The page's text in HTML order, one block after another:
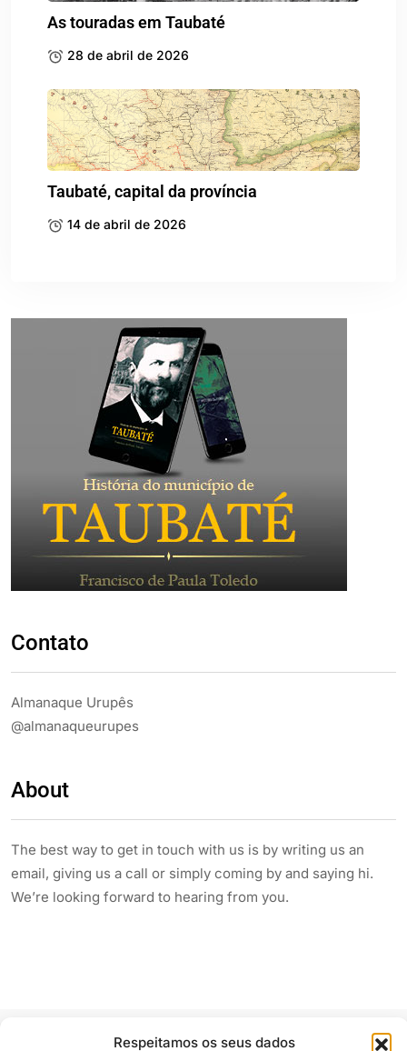
Respeitamos os seus dados
As touradas em Taubaté
28 de abril de 2026
Taubaté, capital da província
14 de abril de 2026
Contato
Almanaque Urupês
@almanaqueurupes
About
The best way to get in touch with us is by writing us an
email, giving us a call or simply coming by and saying hi.
We’re looking forward to hearing from you.